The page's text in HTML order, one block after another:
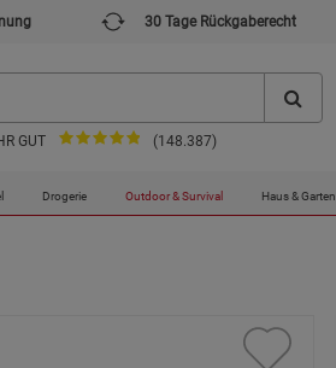
30 Tage Rückgaberecht
GUT (148.387)
Drogerie Outdoor & Survival Haus & Garten